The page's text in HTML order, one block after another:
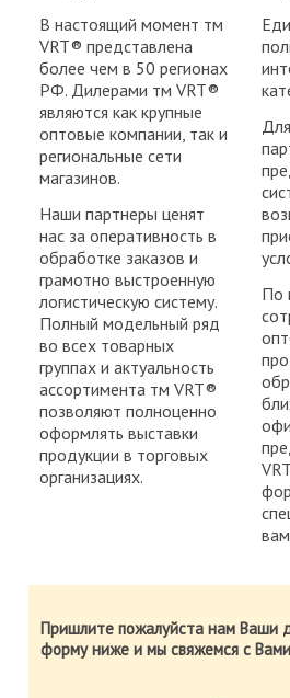
В настоящий момент тм
VRT® представлена
более чем в 50 регионах
РФ. Дилерами тм VRT®
являются как крупные
оптовые компании, так и
региональные сети
магазинов.
Наши партнеры ценят
нас за оперативность в
обработке заказов и
грамотно выстроенную
логистическую систему.
Полный модельный ряд
во всех товарных
группах и актуальность
ассортимента тм VRT®
позволяют полноценно
оформлять выставки
продукции в торговых
организациях.
По
Пришлите пожалуйста нам Ваши
форму ниже и мы свяжемся с